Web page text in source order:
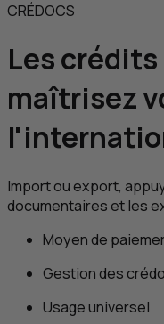
CRÉDOCS
Lescrédits
maîtrisez
Import ou export,
documentaires et les
Moyen de
Gestion des
Usage universel